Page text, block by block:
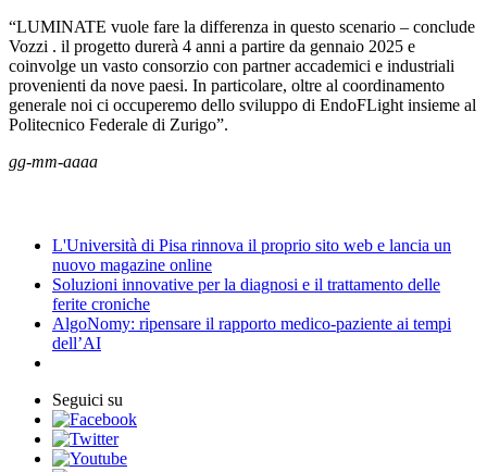
“LUMINATE vuole fare la differenza in questo scenario – conclude
Vozzi . il progetto durerà 4 anni a partire da gennaio 2025 e
coinvolge un vasto consorzio con partner accademici e industriali
provenienti da nove paesi. In particolare, oltre al coordinamento
generale noi ci occuperemo dello sviluppo di EndoFLight insieme al
Politecnico Federale di Zurigo”.
gg-mm-aaaa
L'Università di Pisa rinnova il proprio sito web e lancia un
nuovo magazine online
Soluzioni innovative per la diagnosi e il trattamento delle
ferite croniche
AlgoNomy: ripensare il rapporto medico-paziente ai tempi
dell’AI
Seguici su